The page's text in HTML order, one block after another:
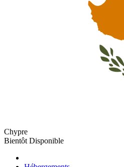
Chypre
Bientôt Disponible